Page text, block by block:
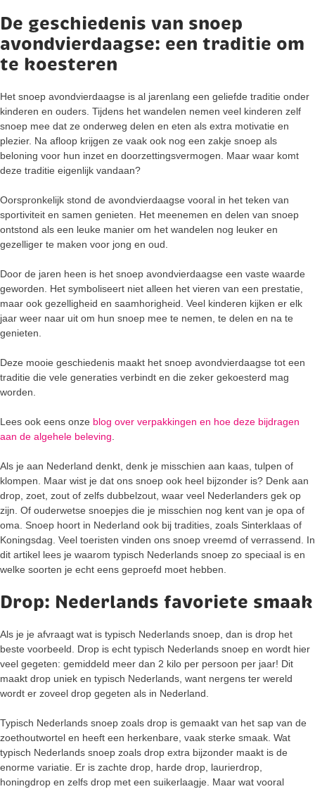
De geschiedenis van snoep
avondvierdaagse: een traditie om
te koesteren
Het snoep avondvierdaagse is al jarenlang een geliefde traditie onder
kinderen en ouders. Tijdens het wandelen nemen veel kinderen zelf
snoep mee dat ze onderweg delen en eten als extra motivatie en
plezier. Na afloop krijgen ze vaak ook nog een zakje snoep als
beloning voor hun inzet en doorzettingsvermogen. Maar waar komt
deze traditie eigenlijk vandaan?
Oorspronkelijk stond de avondvierdaagse vooral in het teken van
sportiviteit en samen genieten. Het meenemen en delen van snoep
ontstond als een leuke manier om het wandelen nog leuker en
gezelliger te maken voor jong en oud.
Door de jaren heen is het snoep avondvierdaagse een vaste waarde
geworden. Het symboliseert niet alleen het vieren van een prestatie,
maar ook gezelligheid en saamhorigheid. Veel kinderen kijken er elk
jaar weer naar uit om hun snoep mee te nemen, te delen en na te
genieten.
Deze mooie geschiedenis maakt het snoep avondvierdaagse tot een
traditie die vele generaties verbindt en die zeker gekoesterd mag
worden.
Lees ook eens onze blog over verpakkingen en hoe deze bijdragen
aan de algehele beleving.
Als je aan Nederland denkt, denk je misschien aan kaas, tulpen of
klompen. Maar wist je dat ons snoep ook heel bijzonder is? Denk aan
drop, zoet, zout of zelfs dubbelzout, waar veel Nederlanders gek op
zijn. Of ouderwetse snoepjes die je misschien nog kent van je opa of
oma. Snoep hoort in Nederland ook bij tradities, zoals Sinterklaas of
Koningsdag. Veel toeristen vinden ons snoep vreemd of verrassend. In
dit artikel lees je waarom typisch Nederlands snoep zo speciaal is en
welke soorten je echt eens geproefd moet hebben.
Drop: Nederlands favoriete smaak
Als je je afvraagt wat is typisch Nederlands snoep, dan is drop het
beste voorbeeld. Drop is echt typisch Nederlands snoep en wordt hier
veel gegeten: gemiddeld meer dan 2 kilo per persoon per jaar! Dit
maakt drop uniek en typisch Nederlands, want nergens ter wereld
wordt er zoveel drop gegeten als in Nederland.
Typisch Nederlands snoep zoals drop is gemaakt van het sap van de
zoethoutwortel en heeft een herkenbare, vaak sterke smaak. Wat
typisch Nederlands snoep zoals drop extra bijzonder maakt is de
enorme variatie. Er is zachte drop, harde drop, laurierdrop,
honingdrop en zelfs drop met een suikerlaagje. Maar wat vooral